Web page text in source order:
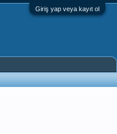
Giriş yap veya kayıt ol